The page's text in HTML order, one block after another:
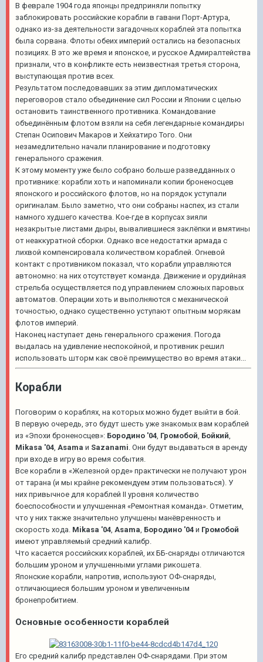
В феврале 1904 года японцы предприняли попытку
заблокировать российские корабли в гавани Порт-Артура,
однако из-за деятельности загадочных кораблей эта попытка
была сорвана. Флоты обеих империй остались на безопасных
позициях. В это же время и японское, и русское Адмиралтейства
признали, что в конфликте есть неизвестная третья сторона,
выступающая против всех.
Результатом последовавших за этим дипломатических
переговоров стало объединение сил России и Японии с целью
остановить таинственного противника. Командование
объединённым флотом взяли на себя легендарные командиры
Степан Осипович Макаров и Хейхатиро Того. Они
незамедлительно начали планирование и подготовку
генерального сражения.
К этому моменту уже было собрано больше разведданных о
противнике: корабли хоть и напоминали копии броненосцев
японского и российского флотов, но на порядок уступали
оригиналам. Было заметно, что они собраны наспех, из стали
намного худшего качества. Кое-где в корпусах зияли
незакрытые листами дыры, вывалившиеся заклёпки и вмятины
от неаккуратной сборки. Однако все недостатки армада с
лихвой компенсировала количеством кораблей. Огневой
контакт с противником показал, что корабли управляются
автономно: на них отсутствует команда. Движение и орудийная
стрельба осуществляется под управлением сложных паровых
автоматов. Операции хоть и выполняются с механической
точностью, однако существенно уступают опытным морякам
флотов империй.
Наконец наступает день генерального сражения. Погода
выдалась на удивление неспокойной, и противник решил
использовать шторм как своё преимущество во время атаки...
Корабли
Поговорим о кораблях, на которых можно будет выйти в бой.
В первую очередь, это будут шесть уже знакомых вам кораблей
из «Эпохи броненосцев»: Бородино '04 Громобой Бойкий
Mikasa '04 Asama и Sazanami . Они будут выдаваться в аренду
при входе в игру во время события.
Все корабли в «Железной орде» практически не получают урон
от тарана (и мы крайне рекомендуем этим пользоваться). У
них привычное для кораблей II уровня количество
боеспособности и улучшенная «Ремонтная команда». Отметим,
что у них также значительно улучшены манёвренность и
скорость хода. Mikasa '04 Asama Бородино '04 и Громобой
имеют управляемый средний калибр.
Что касается российских кораблей, их ББ-снаряды отличаются
большим уроном и улучшенными углами рикошета.
Японские корабли, напротив, используют ОФ-снаряды,
отличающиеся большим уроном и увеличенным
бронепробитием.
Основные особенности кораблей
Его средний калибр представлен ОФ-снарядами. При этом